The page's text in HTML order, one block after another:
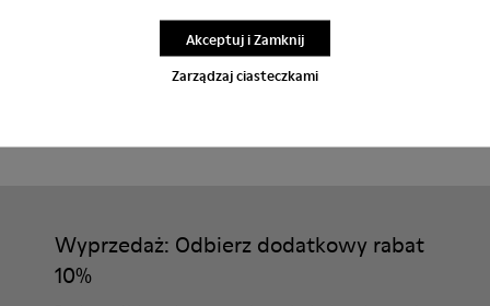
Zarządzaj ciasteczkami
Akceptuj i Zamknij
2-letni okres gwarancji.
Wyprzedaż: Odbierz dodatkowy rabat
10%